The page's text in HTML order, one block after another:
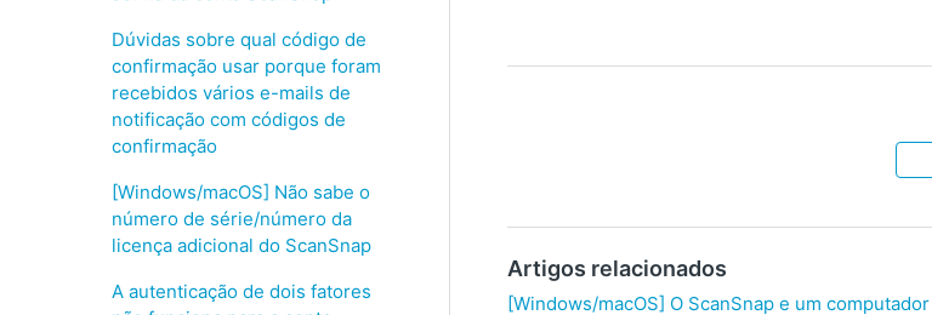
Dúvidas sobre qual código de
confirmação usar porque foram
recebidos vários e-mails de
notificação com códigos de
confirmação
[Windows/macOS] Não sabe o
número de série/número da
licença adicional do ScanSnap
A autenticação de dois fatores
Artigos relacionados
[Windows/macOS] O ScanSnap e um